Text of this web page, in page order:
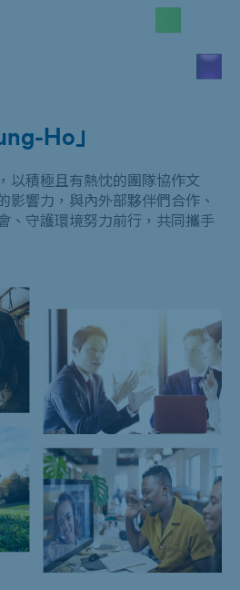
Ho 」
以積極且有熱忱的團隊協作文
影響力，與內外部夥伴們合作、
、守護環境努力前行，共同攜手